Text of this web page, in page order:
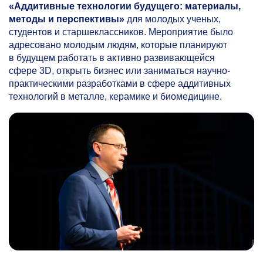
«Аддитивные технологии будущего: материалы,
методы и перспективы» для молодых ученых,
студентов и старшеклассников. Мероприятие было
адресовано молодым людям, которые планируют
в будущем работать в активно развивающейся
сфере 3D, открыть бизнес или заниматься научно-
практическими разработками в сфере аддитивных
технологий в металле, керамике и биомедицине.